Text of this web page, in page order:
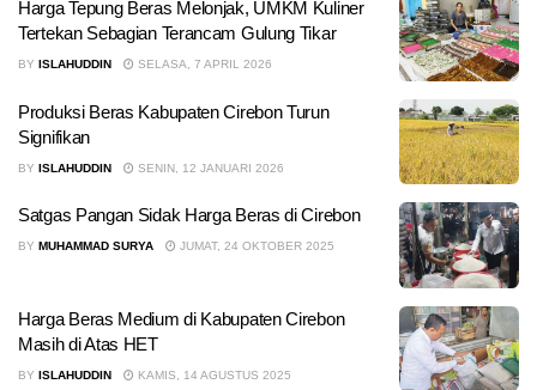
Harga Tepung Beras Melonjak, UMKM Kuliner
Tertekan Sebagian Terancam Gulung Tikar
BY ISLAHUDDIN SELASA, 7 APRIL 2026
Produksi Beras Kabupaten Cirebon Turun
Signifikan
BY ISLAHUDDIN SENIN, 12 JANUARI 2026
Satgas Pangan Sidak Harga Beras di Cirebon
BY MUHAMMAD SURYA JUMAT, 24 OKTOBER 2025
Harga Beras Medium di Kabupaten Cirebon
Masih di Atas HET
BY ISLAHUDDIN KAMIS, 14 AGUSTUS 2025